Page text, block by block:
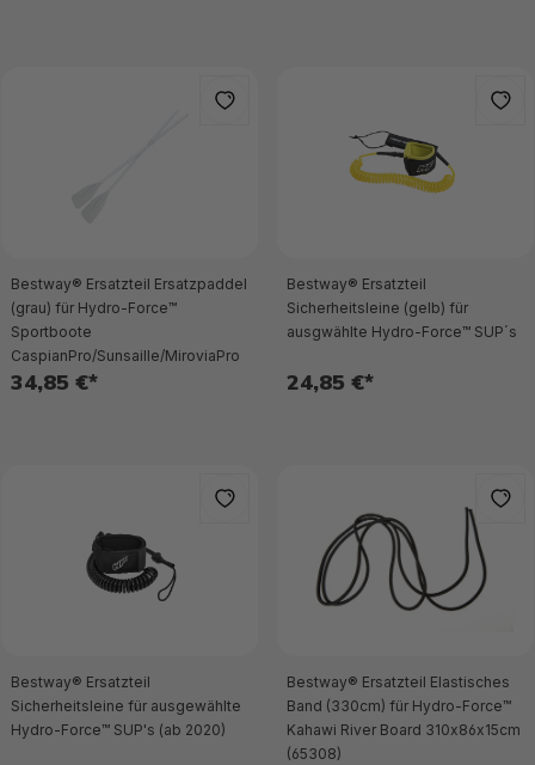
Bestway® Ersatzteil Ersatzpaddel
(grau) für Hydro-Force™
Sportboote
CaspianPro/Sunsaille/MiroviaPro
34,85 €*
Bestway® Ersatzteil
Sicherheitsleine (gelb) für
ausgwählte Hydro-Force™ SUP´s
24,85 €*
Bestway® Ersatzteil
Sicherheitsleine für ausgewählte
Hydro-Force™ SUP's (ab 2020)
Bestway® Ersatzteil Elastisches
Band (330cm) für Hydro-Force™
Kahawi River Board 310x86x15cm
(65308)